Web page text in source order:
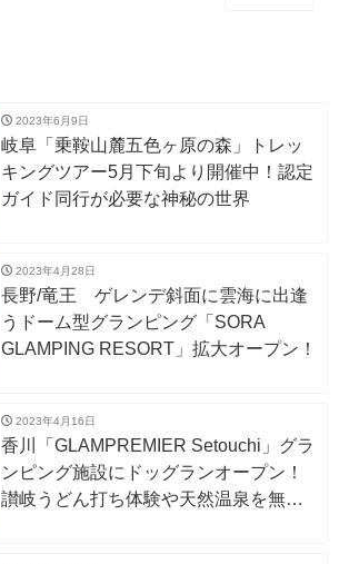
2023年6月9日
岐阜「乗鞍山麓五色ヶ原の森」トレッ
キングツアー5月下旬より開催中！認定
ガイド同行が必要な神秘の世界
2023年4月28日
長野/竜王 ゲレンデ斜面に雲海に出逢
うドーム型グランピング「SORA
GLAMPING RESORT」拡大オープン！
2023年4月16日
香川「GLAMPREMIER Setouchi」グラ
ンピング施設にドッグランオープン！
讃岐うどん打ち体験や天然温泉を無料